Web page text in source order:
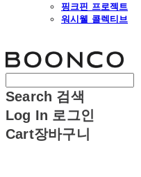
핑크핀 프로젝트
워시웰 콜렉티브
Search 검색
Log In 로그인
Cart장바구니